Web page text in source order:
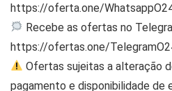
https://oferta.one/
Recebe as ofertas no
https://ofertas.one/
Ofertas sujeitas a alteração
pagamento e disponibilidade de